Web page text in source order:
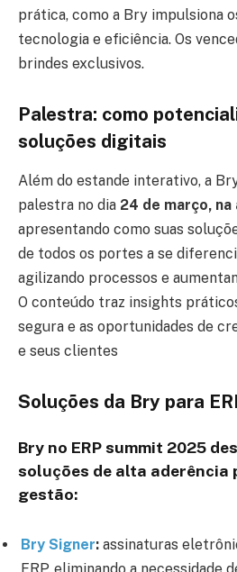
prática, como a Bry impulsiona
tecnologia e eficiência. Os
brindes exclusivos.
Palestra: como
soluções digitais
Além do estande interativo, a
palestra no dia 24 de março,
apresentando como suas
de todos os portes a se
agilizando processos e
O conteúdo traz insights
segura e as oportunidades de
e seus clientes
Soluções da Bry para
Bry no ERP summit 2025
soluções de alta aderência
gestão:
Bry Signer: assinaturas